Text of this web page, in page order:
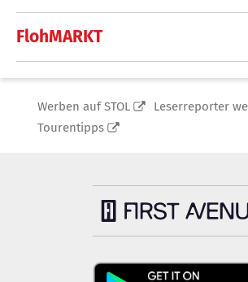
FlohMARKT
Werben auf STOL
Leserreporter
Tourentipps